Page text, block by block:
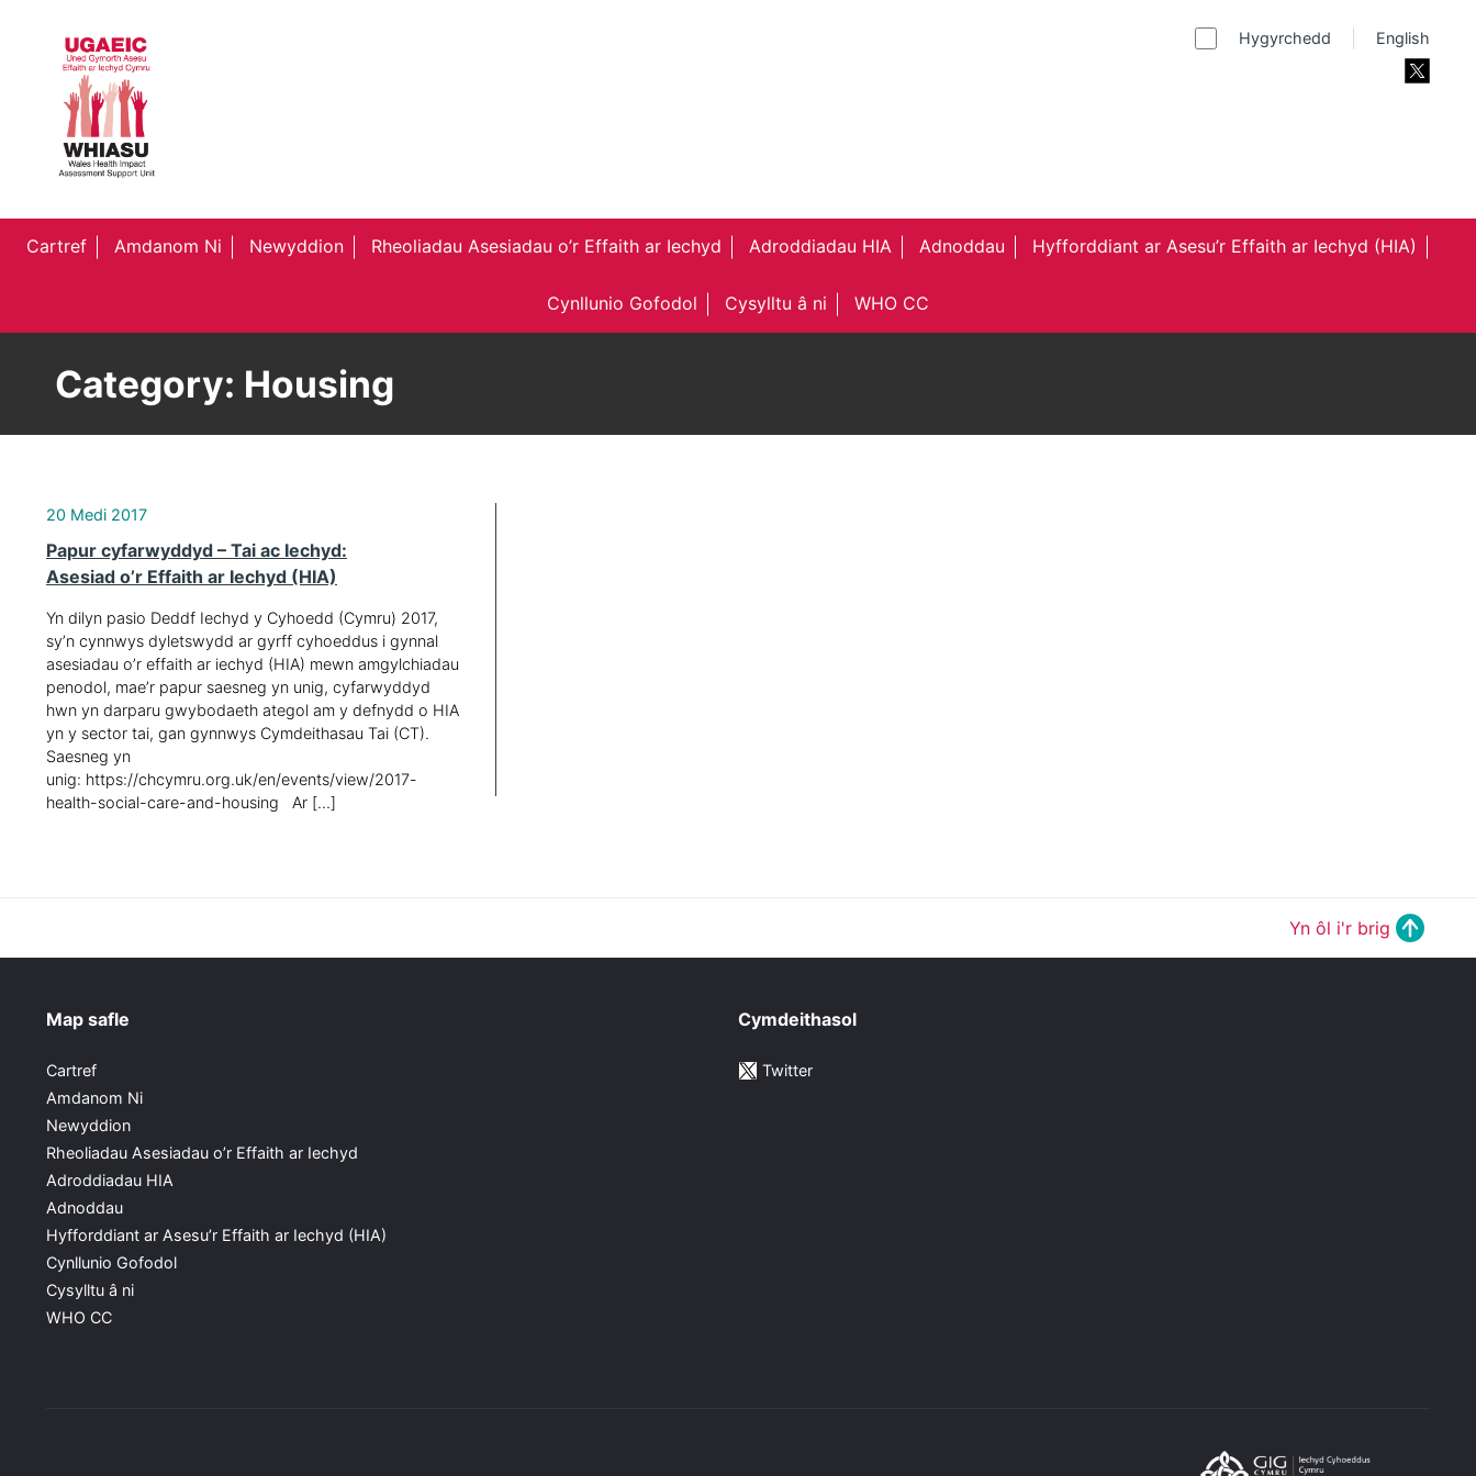
Hygyrchedd English
Cartref Amdanom Ni Newyddion Rheoliadau Asesiadau o’r Effaith ar Iechyd Adroddiadau HIA Adnoddau Hyfforddiant ar Asesu’r Effaith ar Iechyd (HIA)
Cynllunio Gofodol Cysylltu â ni WHO CC
Category: Housing
20 Medi 2017
Papur cyfarwyddyd – Tai ac Iechyd:
Asesiad o’r Effaith ar Iechyd (HIA)
Yn dilyn pasio Deddf Iechyd y Cyhoedd (Cymru) 2017,
sy’n cynnwys dyletswydd ar gyrff cyhoeddus i gynnal
asesiadau o’r effaith ar iechyd (HIA) mewn amgylchiadau
penodol, mae’r papur saesneg yn unig, cyfarwyddyd
hwn yn darparu gwybodaeth ategol am y defnydd o HIA
yn y sector tai, gan gynnwys Cymdeithasau Tai (CT).
Saesneg yn
unig: https://chcymru.org.uk/en/events/view/2017-
health-social-care-and-housing Ar […]
Yn ôl i'r brig
Map safle
Cartref
Amdanom Ni
Newyddion
Rheoliadau Asesiadau o’r Effaith ar Iechyd
Adroddiadau HIA
Adnoddau
Hyfforddiant ar Asesu’r Effaith ar Iechyd (HIA)
Cynllunio Gofodol
Cysylltu â ni
WHO CC
Cymdeithasol
Twitter